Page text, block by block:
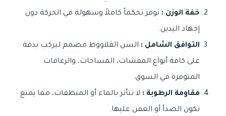
خفة الوزن : توفر تحكماً كاملاً وسهولة في الحركة دون
إجهاد اليدين.
التوافق الشامل : السن القلاووظ مصمم ليركب بدقة
على كافة أنواع المقشات، المساحات، والزعافات
المتوفرة في السوق.
مقاومة الرطوبة : لا تتأثر بالماء أو المنظفات، مما يمنع
تكون الصدأ أو العفن عليها.